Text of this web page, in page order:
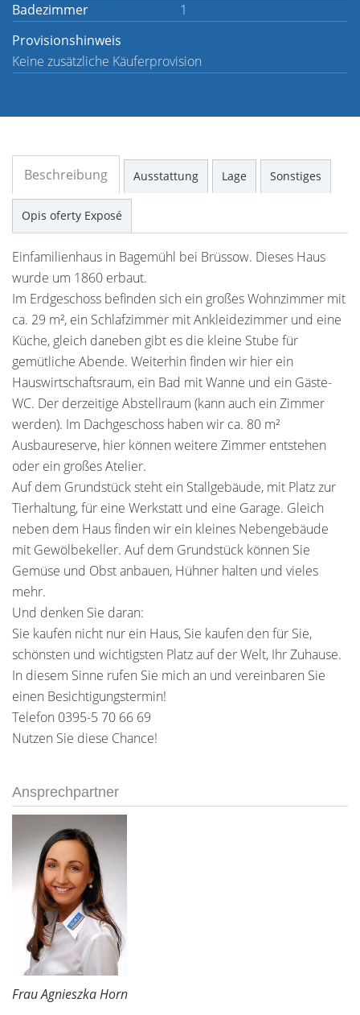
Badezimmer
1
Provisionshinweis
Keine zusätzliche Käuferprovision
Beschreibung Ausstattung Lage Sonstiges
Opis oferty Exposé
Einfamilienhaus in Bagemühl bei Brüssow. Dieses Haus
wurde um 1860 erbaut.
Im Erdgeschoss befinden sich ein großes Wohnzimmer mit
ca. 29 m², ein Schlafzimmer mit Ankleidezimmer und eine
Küche, gleich daneben gibt es die kleine Stube für
gemütliche Abende. Weiterhin finden wir hier ein
Hauswirtschaftsraum, ein Bad mit Wanne und ein Gäste-
WC. Der derzeitige Abstellraum (kann auch ein Zimmer
werden). Im Dachgeschoss haben wir ca. 80 m²
Ausbaureserve, hier können weitere Zimmer entstehen
oder ein großes Atelier.
Auf dem Grundstück steht ein Stallgebäude, mit Platz zur
Tierhaltung, für eine Werkstatt und eine Garage. Gleich
neben dem Haus finden wir ein kleines Nebengebäude
mit Gewölbekeller. Auf dem Grundstück können Sie
Gemüse und Obst anbauen, Hühner halten und vieles
mehr.
Und denken Sie daran:
Sie kaufen nicht nur ein Haus, Sie kaufen den für Sie,
schönsten und wichtigsten Platz auf der Welt, Ihr Zuhause.
In diesem Sinne rufen Sie mich an und vereinbaren Sie
einen Besichtigungstermin!
Telefon 0395-5 70 66 69
Nutzen Sie diese Chance!
Ansprechpartner
Frau Agnieszka Horn